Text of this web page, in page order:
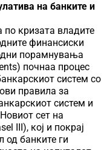
на банките и
кризата владите
финансиски
порамнувања
почнаа процес
систем со
правила за
систем и
сет на
III), кој и покрај
од банките ги